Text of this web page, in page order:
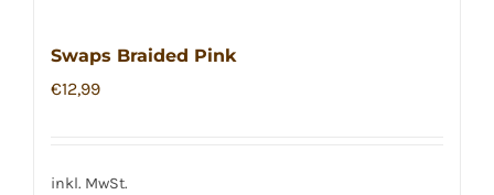
Swaps Braided Pink
€12,99
inkl. MwSt.